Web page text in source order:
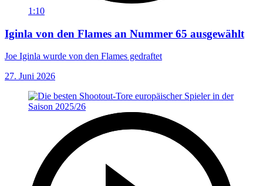
1:10
Iginla von den Flames an Nummer 65 ausgewählt
Joe Iginla wurde von den Flames gedraftet
27. Juni 2026